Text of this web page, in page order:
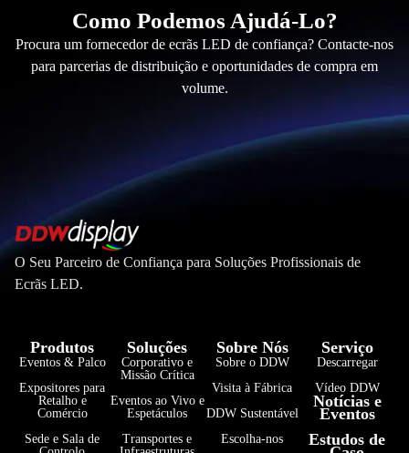
Como Podemos Ajudá-Lo?
Procura um fornecedor de ecrãs LED de confiança? Contacte-nos
para parcerias de distribuição e oportunidades de compra em
volume.
O Seu Parceiro de Confiança para Soluções Profissionais de
Ecrãs LED.
Produtos
Eventos & Palco
Expositores para
Retalho e
Comércio
Sede e Sala de
Soluções
Corporativo e
Missão Crítica
Eventos ao Vivo e
Espetáculos
Transportes e
Sobre Nós
Sobre o DDW
Visita à Fábrica
DDW Sustentável
Escolha-nos
Serviço
Descarregar
Vídeo DDW
Notícias e
Eventos
Estudos de
فارسی